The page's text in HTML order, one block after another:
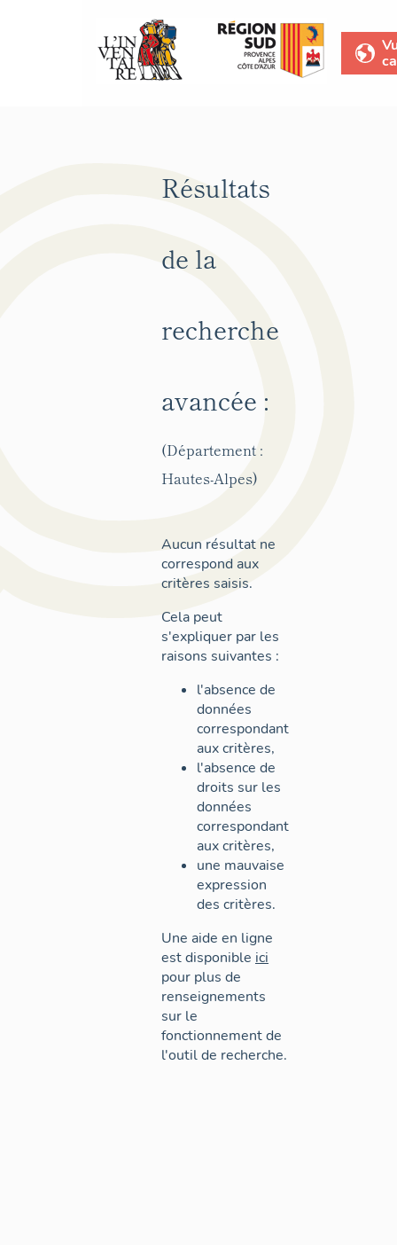
Résultats
de la
recherche
avancée :
(Département :
Hautes-Alpes)
Aucun résultat ne
correspond aux
critères saisis.
Cela peut
s'expliquer par les
raisons suivantes :
l'absence de
données
correspondant
aux critères,
l'absence de
droits sur les
données
correspondant
aux critères,
une mauvaise
expression
des critères.
Une aide en ligne
est disponible ici
pour plus de
renseignements
sur le
fonctionnement de
l'outil de recherche.